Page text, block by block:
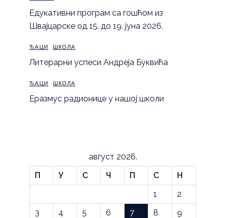
Eдукативни програм са гошћом из
Швајцарске од 15. до 19. јуна 2026.
ЂАЦИ ШКОЛА
Литерарни успеси Андреја Буквића
ЂАЦИ ШКОЛА
Еразмус радионице у нашој школи
август 2026.
П
У С Ч П С
Н
1
2
3
4 5 6 7 8
9